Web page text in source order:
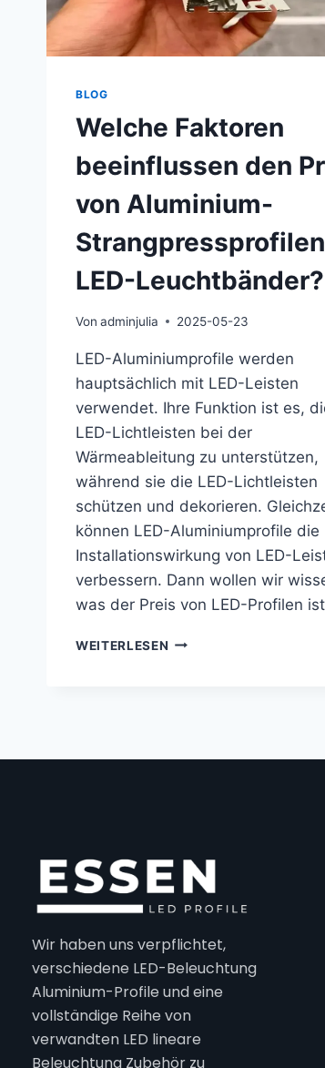
BLOG
Welche Faktoren
beeinflussen den
von Aluminium-
LED-Leuchtbänder?
Von adminjulia 2025-05-23
LED-Aluminiumprofile werden
hauptsächlich mit LED-Leisten
verwendet. Ihre Funktion ist es,
LED-Lichtleisten bei der
Wärmeableitung zu unterstützen,
während sie die LED-Lichtleisten
schützen und dekorieren.
können LED-Aluminiumprofile die
Installationswirkung von LED-
verbessern. Dann wollen wir
was der Preis von LED-Profilen
WEITERLESEN
Wir haben uns verpflichtet,
verschiedene LED-Beleuchtung
Aluminium-Profile und eine
vollständige Reihe von
verwandten LED lineare
Beleuchtung Zubehör zu